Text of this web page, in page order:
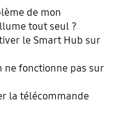
de mon
tout seul ?
le Smart Hub sur
ne fonctionne pas sur
la télécommande